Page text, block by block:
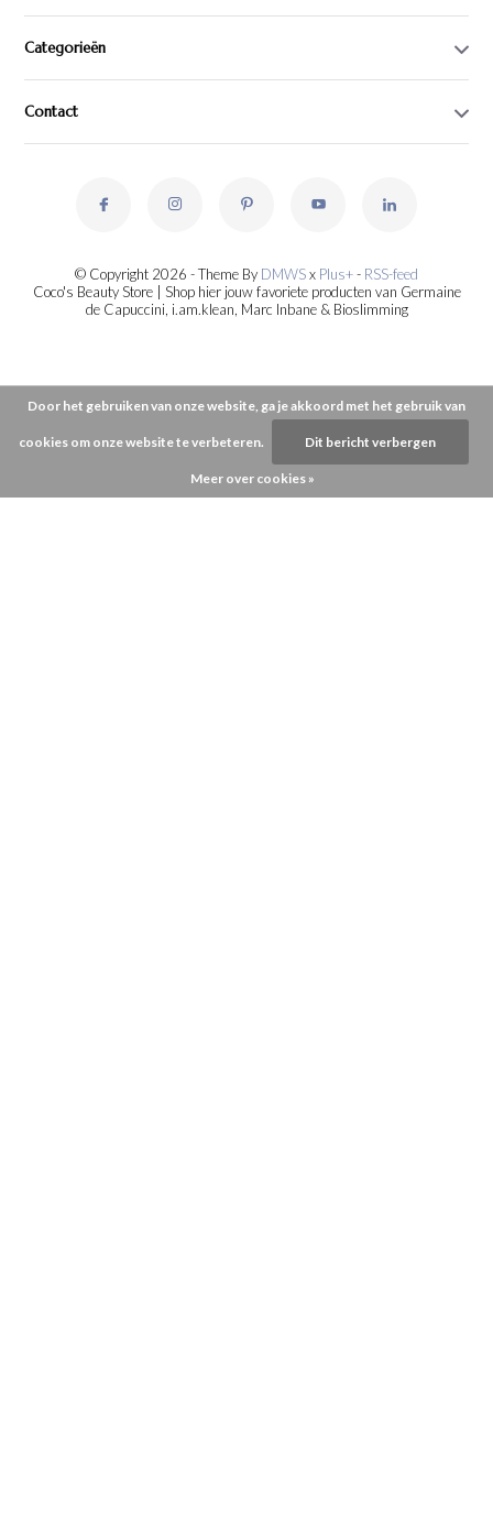
Categorieën
Contact
© Copyright 2026 - Theme By DMWSx Plus+- RSS-feed
Coco's Beauty Store | Shop hier jouw favoriete producten van Germaine
de Capuccini, i.am.klean, Marc Inbane & Bioslimming
Door het gebruiken van onze website, ga je akkoord met het gebruik van
cookies om onze website te verbeteren. Dit bericht verbergen
Meer over cookies »